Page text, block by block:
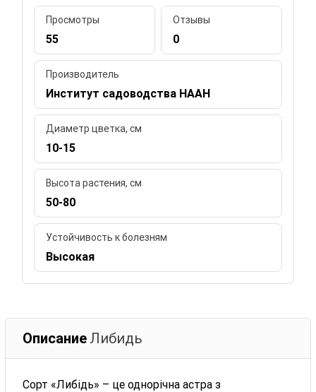
Просмотры
55
Отзывы
0
Производитель
Институт садоводства НААН
Диаметр цветка, см
10-15
Высота растения, см
50-80
Устойчивость к болезням
Высокая
Описание Либидь
Сорт «Либідь» – це однорічна астра з